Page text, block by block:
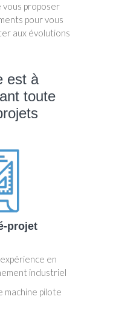
vous proposer
pour vous
aux évolutions
est à
toute
projet
en
industriel
machine pilote